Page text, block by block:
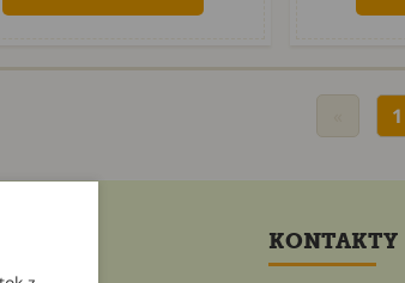
1
KONTAKTY